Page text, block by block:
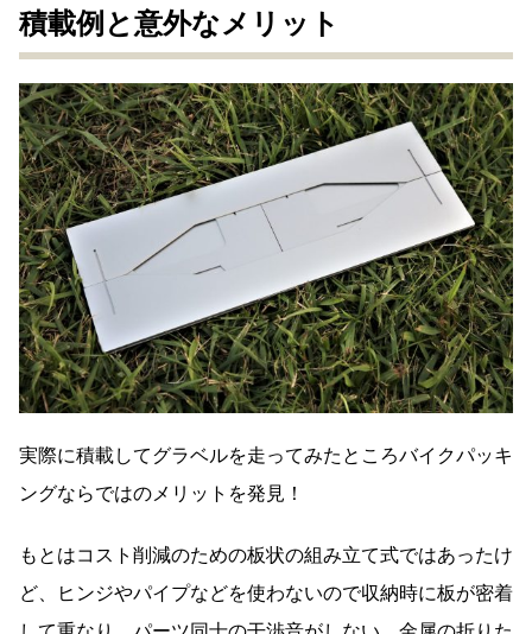
積載例と意外なメリット
実際に積載してグラベルを走ってみたところバイクパッキ
ングならではのメリットを発見！
もとはコスト削減のための板状の組み立て式ではあったけ
ど、ヒンジやパイプなどを使わないので収納時に板が密着